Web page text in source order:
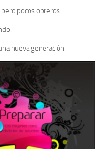
pocos obreros.
nueva generación.